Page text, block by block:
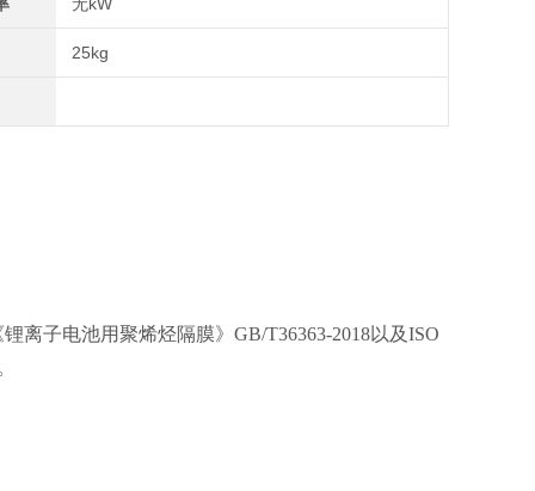
25kg
离子电池用聚烯烃隔膜》GB/T36363-2018以及ISO